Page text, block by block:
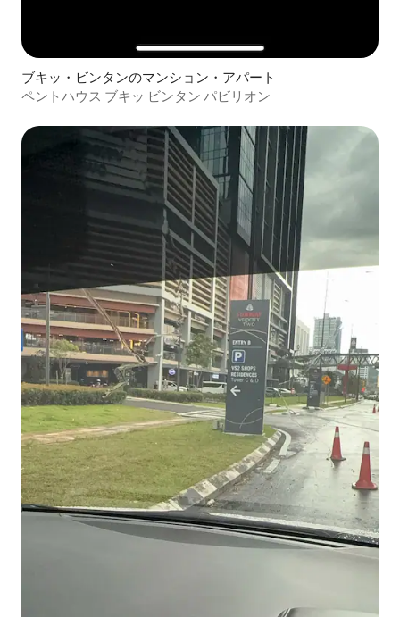
ブキッ・ビンタンのマンション・アパート
ペントハウス ブキッ ビンタン パビリオン